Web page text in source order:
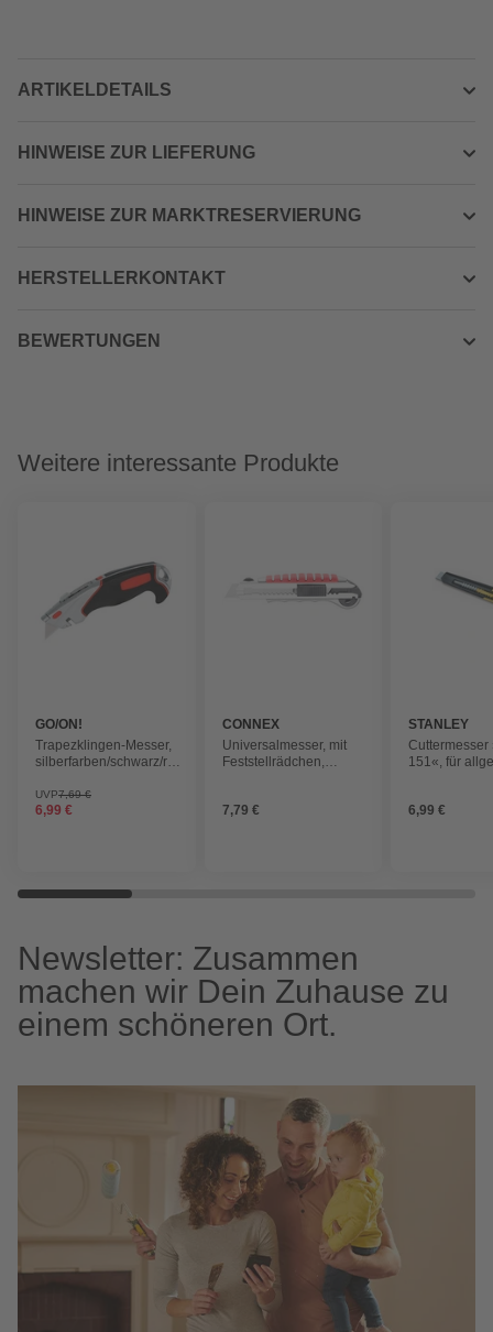
ARTIKELDETAILS
HINWEISE ZUR LIEFERUNG
HINWEISE ZUR MARKTRESERVIERUNG
HERSTELLERKONTAKT
BEWERTUNGEN
Weitere interessante Produkte
GO/ON!
Trapezklingen-Messer,
silberfarben/schwarz/rot,
mm
UVP7,69 €
6,99 €
CONNEX
Universalmesser, mit
Feststellrädchen,
Kunststoff/Metall
7,79 €
STANLEY
Cuttermesser
151«, für
6,99 €
Newsletter: Zusammen
machen wir Dein Zuhause zu
einem schöneren Ort.